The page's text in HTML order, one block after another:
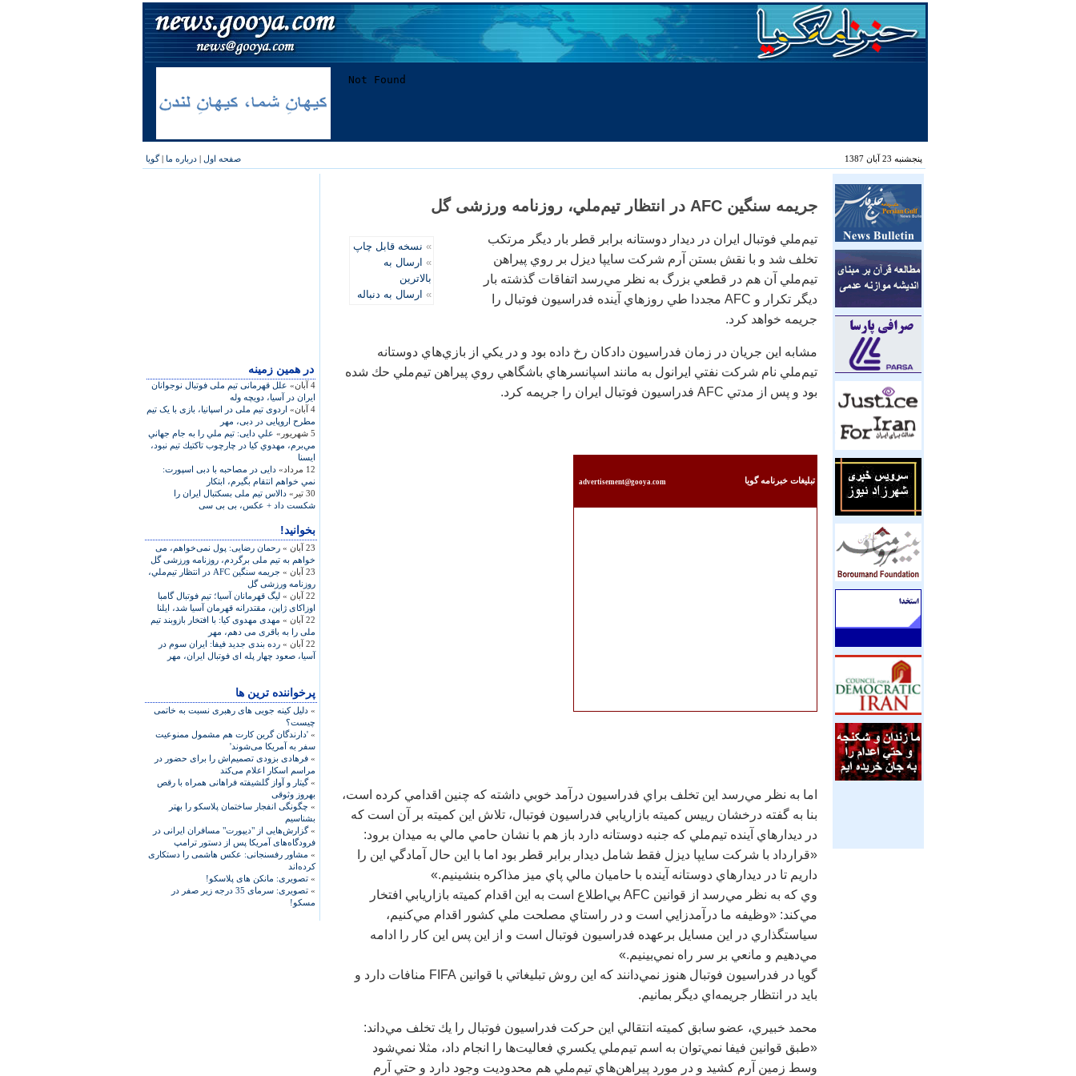
پنجشنبه 23 آبان 1387 صفحه اول | درباره ما |گویا
در همين زمينه
4 آبان»
علل قهرمانی تیم ملی فوتبال نوجوانان
ایران در آسیا، دویچه‌ وله
4 آبان»
اردوی تیم ملی در اسپانیا، بازی با یک تیم
مطرح اروپایی در دبی، مهر
5 شهریور»
علي دایی: تيم ملي را به جام جهاني
مي‌برم، مهدوي كيا در چارچوب تاكتيك تيم نبود،
ایسنا
12 مرداد»
دایی در مصاحبه با دبی اسپورت:
نمي خواهم انتقام بگيرم، ابتکار
30 تیر»
دالاس تیم ملی بسکتبال ایران را
شکست داد + عکس، بی بی سی
بخوانید!
23 آبان »
رحمان رضایی: پول نمی‌خواهم، می
خواهم به تيم ملی برگردم، روزنامه ورزشی گل
23 آبان »
جريمه سنگين AFC در انتظار تيم‌ملي،
روزنامه ورزشی گل
22 آبان »
ليگ قهرمانان آسيا؛ تيم فوتبال گامبا
اوزاکای ژاپن، مقتدرانه قهرمان آسيا شد، ايلنا
22 آبان »
مهدی مهدوی کيا: با افتخار بازوبند تيم
ملی را به باقری می دهم، مهر
22 آبان »
رده بندی جديد فيفا: ايران سوم در
آسيا، صعود چهار پله ای فوتبال ايران، مهر
پرخواننده ترین ها
» دلیل کینه جویی های رهبری نسبت به خاتمی
چیست؟
» 'دارندگان گرین کارت هم مشمول ممنوعیت
سفر به آمریکا می‌شوند'
» فرهادی بزودی تصمیم‌اش را برای حضور در
مراسم اسکار اعلام می‌کند
»گیتار و آواز گلشیفته فراهانی همراه با رقص
بهروز وثوقی
» چگونگی انفجار ساختمان پلاسکو را بهتر
بشناسیم
»گزارش‌هایی از "دیپورت" مسافران ایرانی در
فرودگاه‌های آمریکا پس از دستور ترامپ
» مشاور رفسنجانی: عکس هاشمی را دستکاری
کرده‌اند
» تصویری: مانکن های پلاسکو!
»
تصویری: سرمای 35 درجه زیر صفر در
مسکو!
جريمه سنگين AFC در انتظار تيم‌ملي، روزنامه ورزشی گل
» نسخه قابل چاپ
» ارسال به
بالاترین
» ارسال به دنباله
تيم‌ملي فوتبال ايران در ديدار دوستانه برابر قطر بار ديگر مرتكب
تخلف شد و با نقش بستن آرم شركت سايپا ديزل بر روي پيراهن
تيم‌ملي آن هم در قطعي بزرگ به نظر مي‌رسد اتفاقات گذشته بار
ديگر تكرار و AFC مجددا طي روزهاي آينده فدراسيون فوتبال را
جريمه خواهد كرد.
مشابه اين جريان در زمان فدراسيون دادكان رخ داده بود و در يكي از بازي‌هاي دوستانه
تيم‌ملي نام شركت نفتي ايرانول به مانند اسپانسرهاي باشگاهي روي پيراهن تيم‌ملي حك شده
بود و پس از مدتي AFC فدراسيون فوتبال ايران را جريمه كرد.
تبليغات خبرنامه گويا advertisement@gooya.com
اما به نظر مي‌رسد اين تخلف براي فدراسيون درآمد خوبي داشته كه چنين اقدامي كرده است،
بنا به گفته درخشان رييس كميته بازاريابي فدراسيون فوتبال، تلاش اين كميته بر آن است كه
در ديدارهاي آينده تيم‌ملي كه جنبه دوستانه دارد باز هم با نشان حامي مالي به ميدان برود:
«قرارداد با شركت سايپا ديزل فقط شامل ديدار برابر قطر بود اما با اين حال آمادگي اين را
داريم تا در ديدارهاي دوستانه آينده با حاميان مالي پاي ميز مذاكره بنشينيم.»
وي كه به نظر مي‌رسد از قوانين AFC بي‌اطلاع است به اين اقدام كميته بازاريابي افتخار
مي‌كند: «وظيفه ما درآمدزايي است و در راستاي مصلحت ملي كشور اقدام مي‌كنيم،
سياستگذاري در اين مسايل برعهده فدراسيون فوتبال است و از اين پس اين كار را ادامه
مي‌دهيم و مانعي بر سر راه نمي‌بينيم.»
گويا در فدراسيون فوتبال هنوز نمي‌دانند كه اين روش تبليغاتي با قوانين FIFA منافات دارد و
بايد در انتظار جريمه‌اي ديگر بمانيم.
محمد خبيري، عضو سابق كميته انتقالي اين حركت فدراسيون فوتبال را يك تخلف مي‌داند:
«طبق قوانين فيفا نمي‌توان به اسم تيم‌ملي يكسري فعاليت‌ها را انجام داد، مثلا نمي‌شود
وسط زمين آرم كشيد و در مورد پيراهن‌هاي تيم‌ملي هم محدوديت وجود دارد و حتي آرم